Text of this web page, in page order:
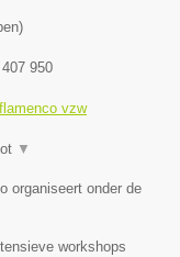
)
950
vzw
▼
organiseert onder de
workshops